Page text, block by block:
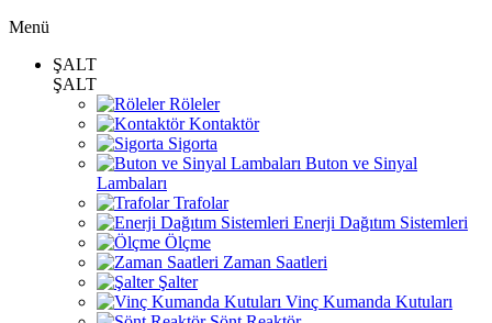
Menü
ŞALT
ŞALT
Röleler
Kontaktör
Sigorta
Buton ve Sinyal
Lambaları
Trafolar
Enerji Dağıtım Sistemleri
Ölçme
Zaman Saatleri
Şalter
Vinç Kumanda Kutuları